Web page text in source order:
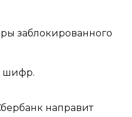
заблокированного
шифр.
направит